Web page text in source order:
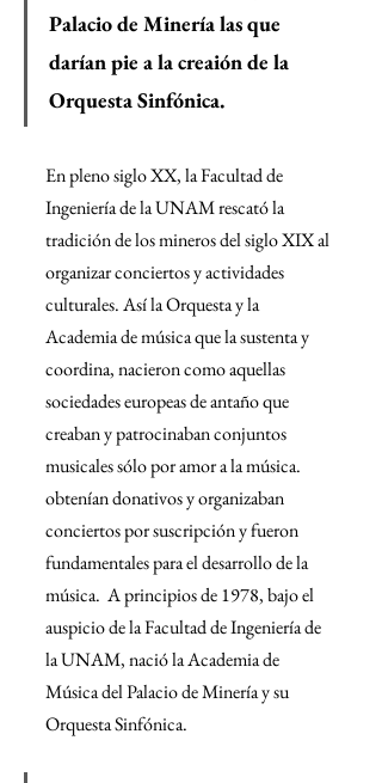
Palacio de Minería las que
darían pie a la creaión de la
Orquesta Sinfónica.
En pleno siglo XX, la Facultad de
Ingeniería de la UNAM rescató la
tradición de los mineros del siglo XIX al
organizar conciertos y actividades
culturales. Así la Orquesta y la
Academia de música que la sustenta y
coordina, nacieron como aquellas
sociedades europeas de antaño que
creaban y patrocinaban conjuntos
musicales sólo por amor a la música.
obtenían donativos y organizaban
conciertos por suscripción y fueron
fundamentales para el desarrollo de la
música.  A principios de 1978, bajo el
auspicio de la Facultad de Ingeniería de
la UNAM, nació la Academia de
Música del Palacio de Minería y su
Orquesta Sinfónica.